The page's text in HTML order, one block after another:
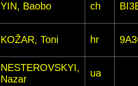
YIN, Baobo ch
KOŽAR, Toni hr
NESTEROVSKYI,
Nazar
ua